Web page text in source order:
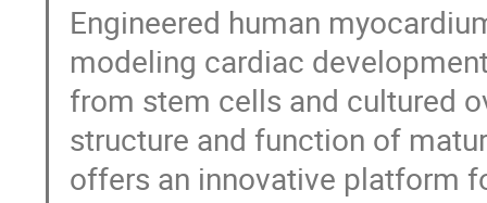
Engineered human
modeling cardiac
from stem cells and cultured
structure and function of
offers an innovative platform